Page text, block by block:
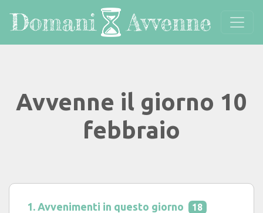
Avvenne il giorno 10
febbraio
Avvenimenti in questo giorno 18